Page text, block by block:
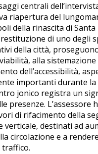
centrali
riapertura del
della rinascita di Santa
di uno degli
della città,
alla
dell’accessibilità,
importanti durante la
jonico registra un
presenze. L’assessore
di rifacimento della
verticale, destinati ad
circolazione e a